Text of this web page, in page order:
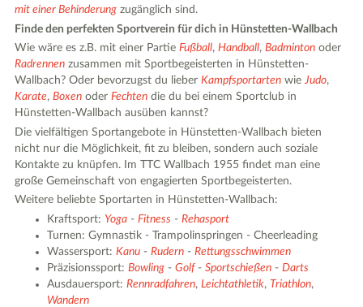
mit einer Behinderung zugänglich sind.
Finde den perfekten Sportverein für dich in Hünstetten-Wallbach
Wie wäre es z.B. mit einer PartieFußball,Handball,Badminton oder
Radrennen zusammen mit Sportbegeisterten in Hünstetten-
Wallbach? Oder bevorzugst du lieberKampfsportarten wieJudo,
Karate,Boxen oderFechten die du bei einem Sportclub in
Hünstetten-Wallbach ausüben kannst?
Die vielfältigen Sportangebote in Hünstetten-Wallbach bieten
nicht nur die Möglichkeit, fit zu bleiben, sondern auch soziale
Kontakte zu knüpfen. Im TTC Wallbach 1955 findet man eine
große Gemeinschaft von engagierten Sportbegeisterten.
Weitere beliebte Sportarten in Hünstetten-Wallbach:
Kraftsport: Yoga -Fitness -Rehasport
Turnen: Gymnastik - Trampolinspringen - Cheerleading
Wassersport:Kanu -Rudern -Rettungsschwimmen
Präzisionssport:Bowling -Golf-Sportschießen -Darts
Ausdauersport:Rennradfahren,Leichtathletik,Triathlon,
Wandern